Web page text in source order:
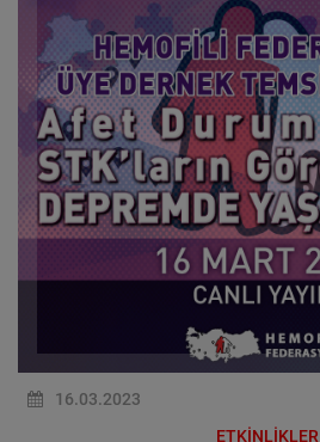
16.03.2023
ETKİNLİKLER